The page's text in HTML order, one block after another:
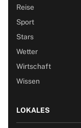
Reise
Sport
Stars
Wetter
Wirtschaft
Wissen
LOKALES